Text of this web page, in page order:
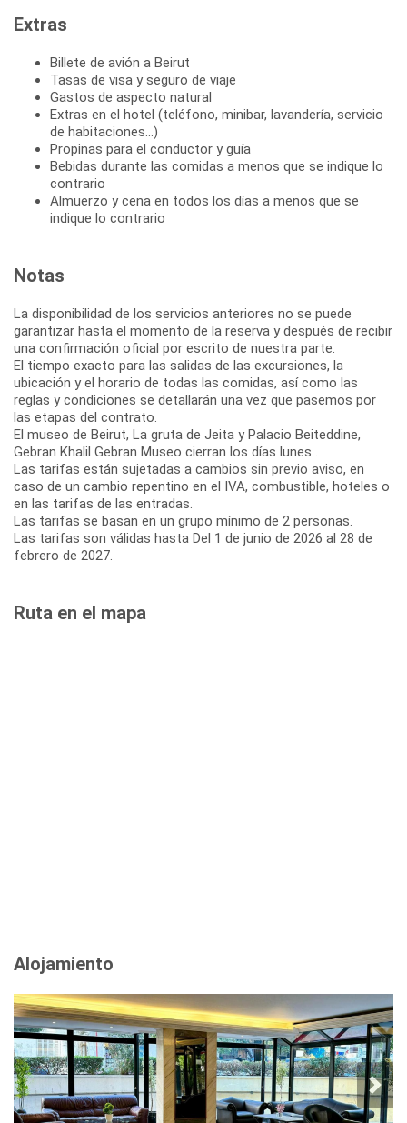
Extras
Billete de avión a Beirut
Tasas de visa y seguro de viaje
Gastos de aspecto natural
Extras en el hotel (teléfono, minibar, lavandería, servicio
de habitaciones...)
Propinas para el conductor y guía
Bebidas durante las comidas a menos que se indique lo
contrario
Almuerzo y cena en todos los días a menos que se
indique lo contrario
Notas
La disponibilidad de los servicios anteriores no se puede
garantizar hasta el momento de la reserva y después de recibir
una confirmación oficial por escrito de nuestra parte.
El tiempo exacto para las salidas de las excursiones, la
ubicación y el horario de todas las comidas, así como las
reglas y condiciones se detallarán una vez que pasemos por
las etapas del contrato.
El museo de Beirut, La gruta de Jeita y Palacio Beiteddine,
Gebran Khalil Gebran Museo cierran los días lunes .
Las tarifas están sujetadas a cambios sin previo aviso, en
caso de un cambio repentino en el IVA, combustible, hoteles o
en las tarifas de las entradas.
Las tarifas se basan en un grupo mínimo de 2 personas.
Las tarifas son válidas hasta Del 1 de junio de 2026 al 28 de
febrero de 2027.
Ruta en el mapa
Alojamiento